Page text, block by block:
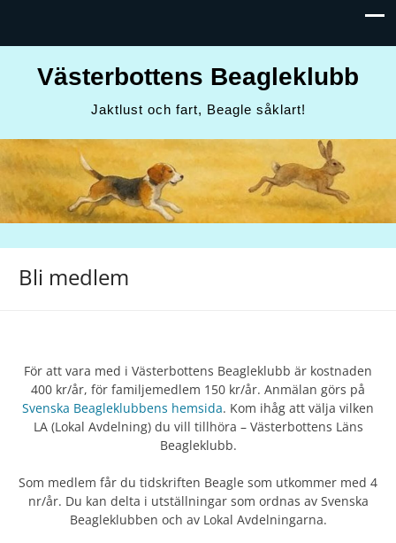
Västerbottens Beagleklubb
Jaktlust och fart, Beagle såklart!
Bli medlem
För att vara med i Västerbottens Beagleklubb är kostnaden
400 kr/år, för familjemedlem 150 kr/år. Anmälan görs på
Svenska Beagleklubbens hemsida. Kom ihåg att välja vilken
LA (Lokal Avdelning) du vill tillhöra – Västerbottens Läns
Beagleklubb.
Som medlem får du tidskriften Beagle som utkommer med 4
nr/år. Du kan delta i utställningar som ordnas av Svenska
Beagleklubben och av Lokal Avdelningarna.